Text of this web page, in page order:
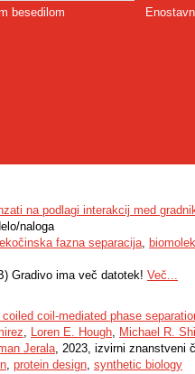
besedilom
na podlagi interakcij med
naloga
fazna separacija,
Gradivo ima več datotek! Več...
coil-mediated phase
, Loren E. Hough, Michael R.
Jerala, 2023, izvirni znanstveni
, protein design, synthetic biology